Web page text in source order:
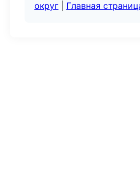
округ
Главная